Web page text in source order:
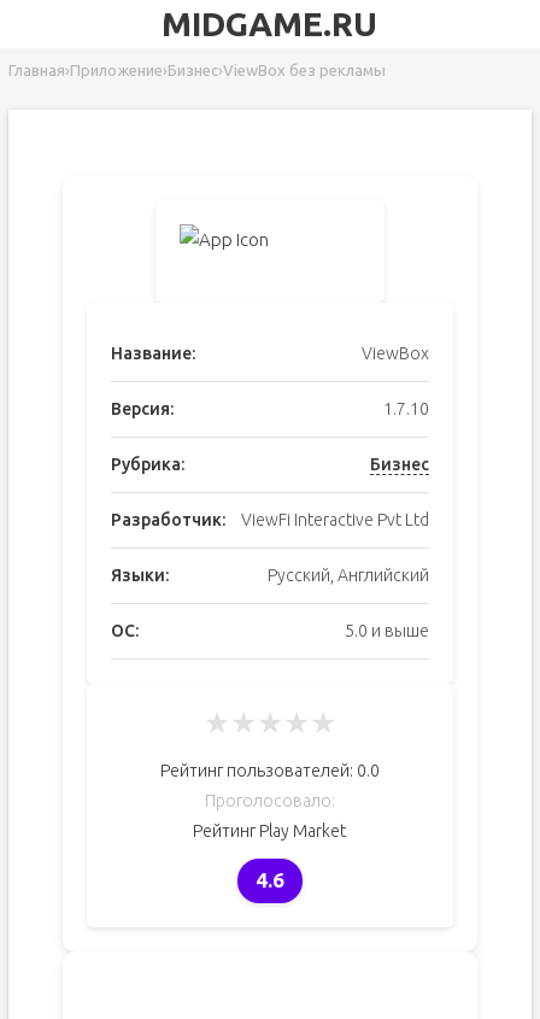
MIDGAME.RU
Главная›Приложение›Бизнес›ViewBox без рекламы
Название: ViewBox
Версия: 1.7.10
Рубрика: Бизнес
Разработчик: ViewFi Interactive Pvt Ltd
Языки: Русский, Английский
ОС: 5.0 и выше
★★★★★
Рейтинг пользователей: 0.0
Проголосовало:
Рейтинг Play Market
4.6